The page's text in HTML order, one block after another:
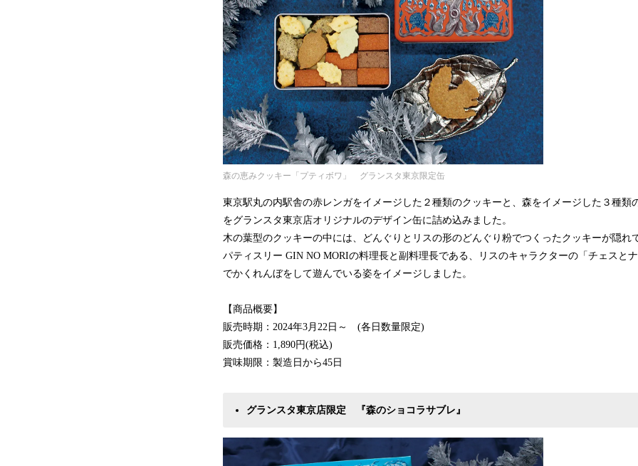
森の恵みクッキー「プティボワ」 グランスタ東京限定缶
東京駅丸の内駅舎の赤レンガをイメージした２種類のクッキーと、森をイメージした３種類
をグランスタ東京店オリジナルのデザイン缶に詰め込みました。
木の葉型のクッキーの中には、どんぐりとリスの形のどんぐり粉でつくったクッキーが隠れ
パティスリー GIN NO MORIの料理長と副料理長である、リスのキャラクターの「チェスと
でかくれんぼをして遊んでいる姿をイメージしました。
【商品概要】
販売時期：2024年3月22日～ (各日数量限定)
販売価格：1,890円(税込)
賞味期限：製造日から45日
グランスタ東京店限定 『森のショコラサブレ』